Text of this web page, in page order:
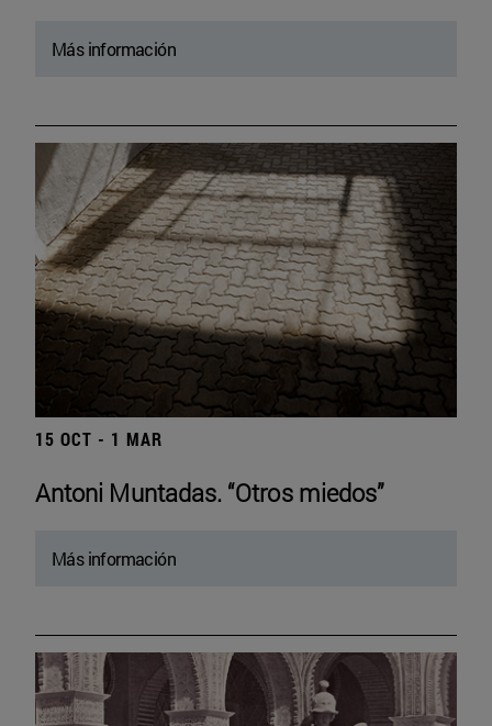
Más información
15 OCT - 1 MAR
Antoni Muntadas. “Otros miedos”
Más información